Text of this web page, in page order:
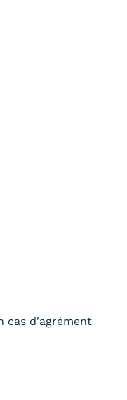
?
forums,
cas d'agrément